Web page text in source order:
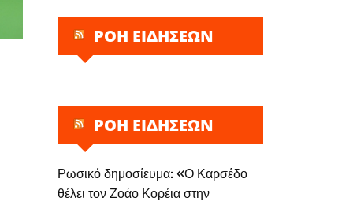
ΡΟΗ ΕΙΔΗΣΕΩΝ
ΡΟΗ ΕΙΔΗΣΕΩΝ
Ρωσικό δημοσίευμα: «Ο Καρσέδο
θέλει τον Ζοάο Κορέια στην